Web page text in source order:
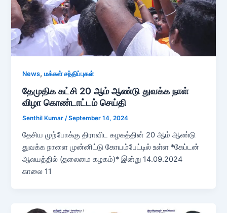
News,மக்கள் சந்திப்புகள்
தேமுதிக கட்சி 20 ஆம் ஆண்டு துவக்க நாள்
விழா கொண்டாட்டம் செய்தி
Senthil Kumar/September 14, 2024
தேசிய முற்போக்கு திராவிட கழகத்தின் 20 ஆம் ஆண்டு
துவக்க நாளை முன்னிட்டு கோயம்பேட்டில் உள்ள *கேப்டன்
ஆலயத்தில் (தலைமை கழகம்)* இன்று 14.09.2024
காலை 11